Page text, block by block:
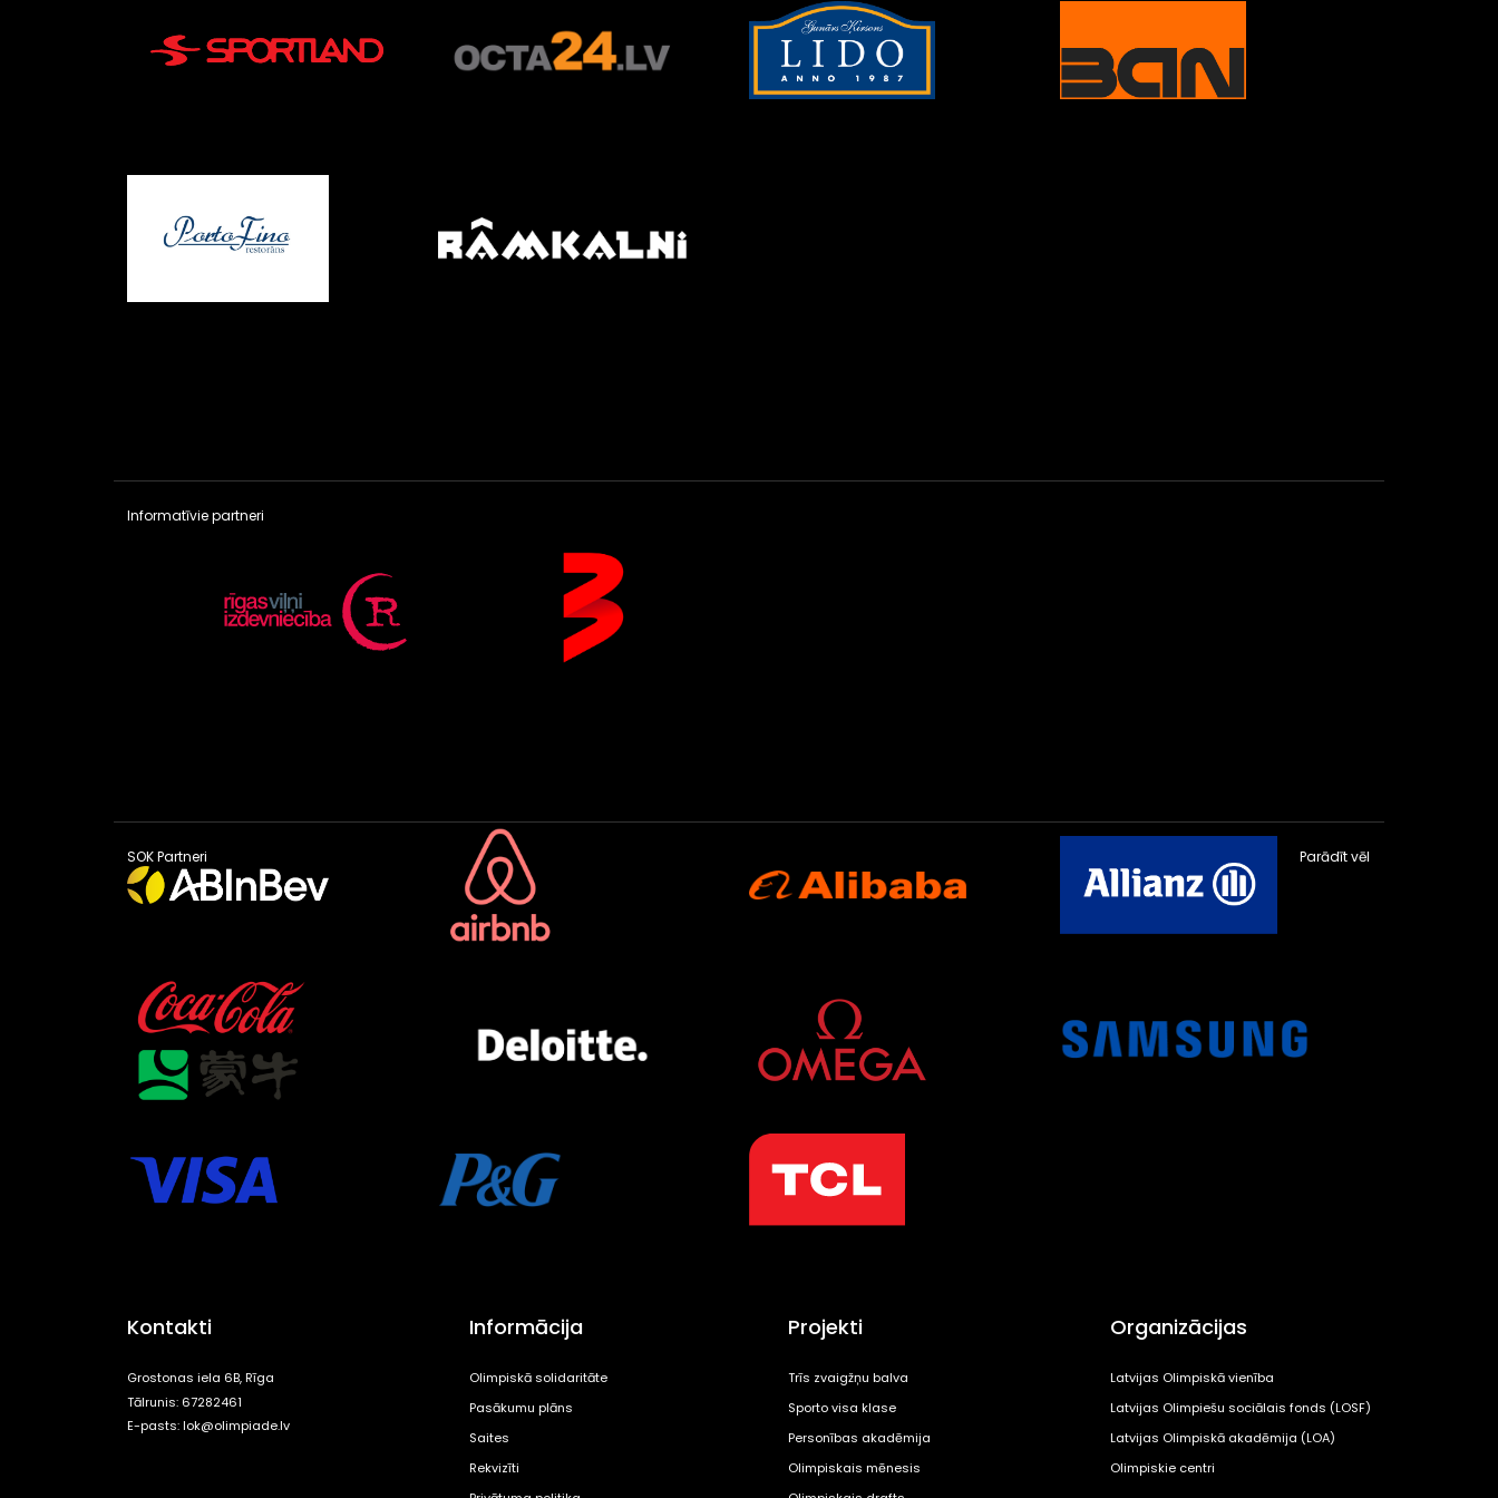
Informatīvie partneri
SOK Partneri Parādīt vēl
Kontakti
Grostonas iela 6B, Rīga
Tālrunis: 67282461
E-pasts:lok@olimpiade.lv
Informācija
Olimpiskā solidaritāte
Pasākumu plāns
Saites
Rekvizīti
Projekti
Trīs zvaigžņu balva
Sporto visa klase
Personības akadēmija
Olimpiskais mēnesis
Organizācijas
Latvijas Olimpiskā vienība
Latvijas Olimpiešu sociālais fonds (LOSF)
Latvijas Olimpiskā akadēmija (LOA)
Olimpiskie centri